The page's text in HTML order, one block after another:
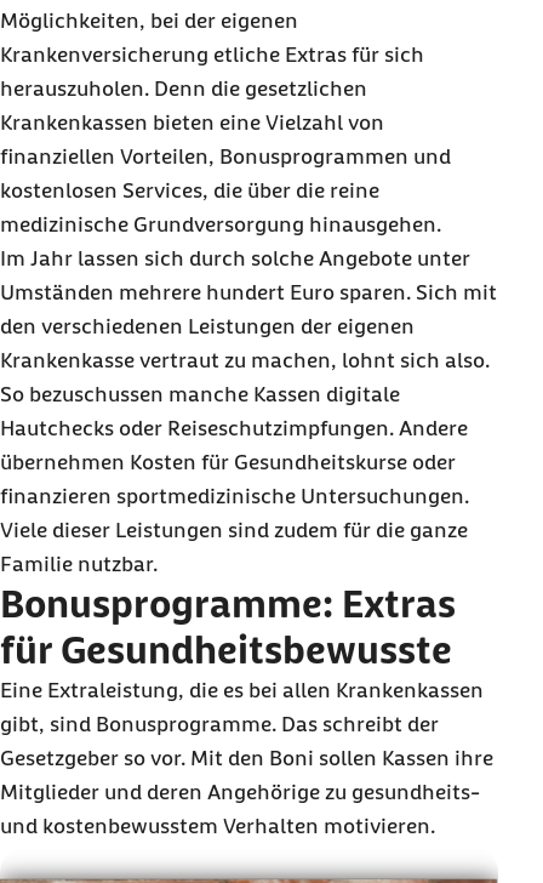
Möglichkeiten, bei der eigenen
Krankenversicherung etliche Extras für sich
herauszuholen. Denn die gesetzlichen
Krankenkassen bieten eine Vielzahl von
finanziellen Vorteilen, Bonusprogrammen und
kostenlosen Services, die über die reine
medizinische Grundversorgung hinausgehen.
Im Jahr lassen sich durch solche Angebote unter
Umständen mehrere hundert Euro sparen. Sich mit
den verschiedenen Leistungen der eigenen
Krankenkasse vertraut zu machen, lohnt sich also.
So bezuschussen manche Kassen digitale
Hautchecks oder Reiseschutzimpfungen. Andere
übernehmen Kosten für Gesundheitskurse oder
finanzieren sportmedizinische Untersuchungen.
Viele dieser Leistungen sind zudem für die ganze
Familie nutzbar.
Bonusprogramme: Extras
für Gesundheitsbewusste
Eine Extraleistung, die es bei allen Krankenkassen
gibt, sind Bonusprogramme. Das schreibt der
Gesetzgeber so vor. Mit den Boni sollen Kassen ihre
Mitglieder und deren Angehörige zu gesundheits-
und kostenbewusstem Verhalten motivieren.